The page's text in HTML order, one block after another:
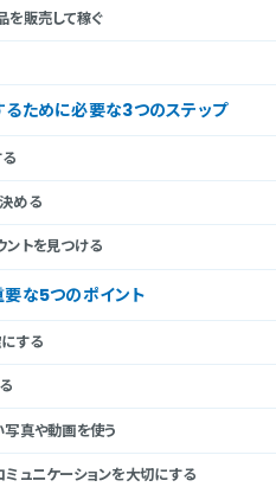
を販売して稼ぐ
るために必要な3つのステップ
める
ントを見つける
な5つのポイント
する
写真や動画を使う
ミュニケーションを大切にする